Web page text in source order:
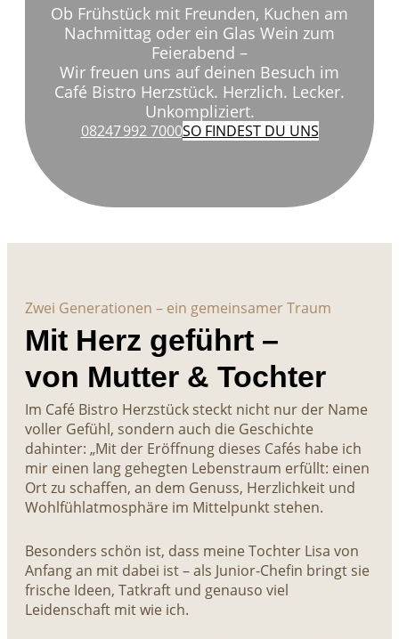
Ob Frühstück mit Freunden, Kuchen am
Nachmittag oder ein Glas Wein zum
Feierabend –
Wir freuen uns auf deinen Besuch im
Café Bistro Herzstück. Herzlich. Lecker.
Unkompliziert.
08247 992 7000SO FINDEST DU UNS
Zwei Generationen – ein gemeinsamer Traum
Mit Herz geführt –
von Mutter & Tochter
Im Café Bistro Herzstück steckt nicht nur der Name
voller Gefühl, sondern auch die Geschichte
dahinter: „Mit der Eröffnung dieses Cafés habe ich
mir einen lang gehegten Lebenstraum erfüllt: einen
Ort zu schaffen, an dem Genuss, Herzlichkeit und
Wohlfühlatmosphäre im Mittelpunkt stehen.
Besonders schön ist, dass meine Tochter Lisa von
Anfang an mit dabei ist – als Junior-Chefin bringt sie
frische Ideen, Tatkraft und genauso viel
Leidenschaft mit wie ich.